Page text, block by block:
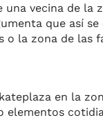
una vecina de la
que así
o la zona de las
en la
elementos